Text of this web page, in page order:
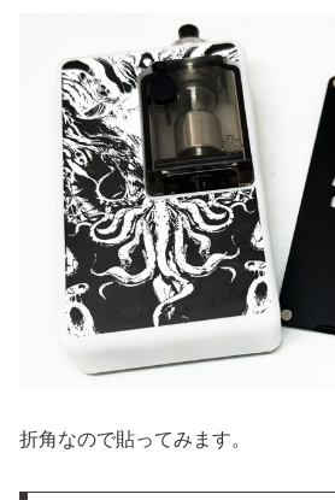
折角なので貼ってみます。